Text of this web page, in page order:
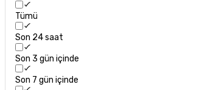
Tümü
Son 24 saat
Son 3 gün içinde
Son 7 gün içinde